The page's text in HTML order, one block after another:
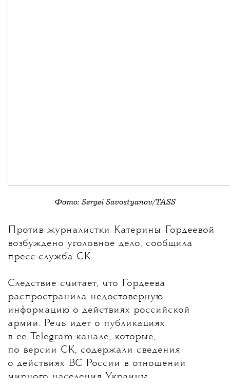
Фото: Sergei Savostyanov/TASS
Против журналистки Катерины Гордеевой
возбуждено уголовное дело, сообщила
пресс-служба СК.
Следствие считает, что Гордеева
распространила недостоверную
информацию о действиях российской
армии. Речь идет о публикациях
в ее Telegram-канале, которые,
по версии СК, содержали сведения
о действиях ВС России в отношении
мирного населения Украины.